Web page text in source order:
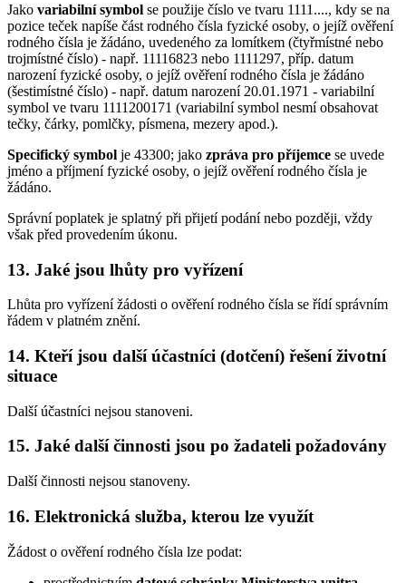
Jako variabilní symbol se použije číslo ve tvaru 1111...., kdy se na
pozice teček napíše část rodného čísla fyzické osoby, o jejíž ověření
rodného čísla je žádáno, uvedeného za lomítkem (čtyřmístné nebo
trojmístné číslo) - např. 11116823 nebo 1111297, příp. datum
narození fyzické osoby, o jejíž ověření rodného čísla je žádáno
(šestimístné číslo) - např. datum narození 20.01.1971 - variabilní
symbol ve tvaru 1111200171 (variabilní symbol nesmí obsahovat
tečky, čárky, pomlčky, písmena, mezery apod.).
Specifický symbol je 43300; jako zpráva pro příjemce se uvede
jméno a příjmení fyzické osoby, o jejíž ověření rodného čísla je
žádáno.
Správní poplatek je splatný při přijetí podání nebo později, vždy
však před provedením úkonu.
13. Jaké jsou lhůty pro vyřízení
Lhůta pro vyřízení žádosti o ověření rodného čísla se řídí správním
řádem v platném znění.
14. Kteří jsou další účastníci (dotčení) řešení životní
situace
Další účastníci nejsou stanoveni.
15. Jaké další činnosti jsou po žadateli požadovány
Další činnosti nejsou stanoveny.
16. Elektronická služba, kterou lze využít
Žádost o ověření rodného čísla lze podat: